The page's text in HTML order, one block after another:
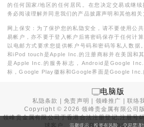
的任何国家/地区的任何居民。在您决定交易或继
务必阅读理解并同意我们的产品披露声明和其他相关
网上保安：为了保护您的私隐安全，请不要使用公
易帐户，亦不要于登入帐户后将密码保存于任何计
以电邮方式要求您提供帐户号码和密码等私人数
和iPod touch是Apple Inc.的注册商标并在美国和
是Apple Inc.的服务标志，Android是Google
标，Google Play徽标和Google界面是Google Inc.
电脑版
私隐条款 |免责声明 领峰推广 |联络
Copyright ©2026 领峰贵金属有限公司
领峰贵金属有限公司于香港合法注册登记,注册号
球客户。本站内所有内容均为香港
温馨提示：投资有风险，交易需谨